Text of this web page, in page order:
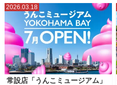
2026.03.18
常設店「うんこミュージアム」